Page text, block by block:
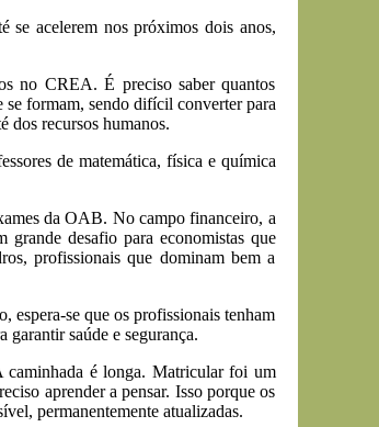
se acelerem nos próximos dois anos,
no CREA. É preciso saber quantos
se formam, sendo difícil converter para
dos recursos humanos.
de matemática, física e química
da OAB. No campo financeiro, a
grande desafio para economistas que
profissionais que dominam bem a
espera-se que os profissionais tenham
garantir saúde e segurança.
caminhada é longa. Matricular foi um
aprender a pensar. Isso porque os
permanentemente atualizadas.